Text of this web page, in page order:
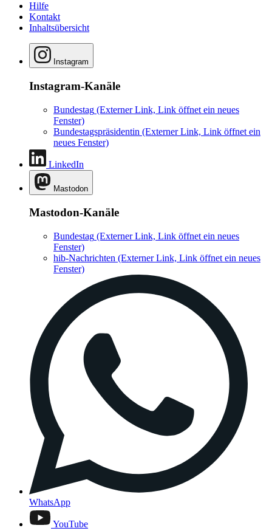
Hilfe
Kontakt
Inhaltsübersicht
Instagram
Instagram-Kanäle
Bundestag (Externer Link, Link öffnet ein neues
Fenster)
Bundestagspräsidentin (Externer Link, Link öffnet ein
neues Fenster)
LinkedIn
Mastodon
Mastodon-Kanäle
Bundestag (Externer Link, Link öffnet ein neues
Fenster)
hib-Nachrichten (Externer Link, Link öffnet ein neues
Fenster)
WhatsApp
YouTube